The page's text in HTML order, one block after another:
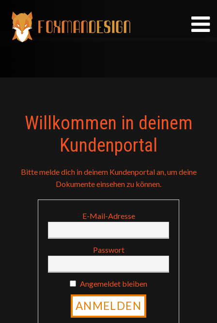
content
Willkommen in deinem
Kundenportal
Bitte melde dich in deinem Kundenportal an, um deine
Dokumente einsehen zu können.
E-Mail-Adresse
Passwort
Angemeldet bleiben